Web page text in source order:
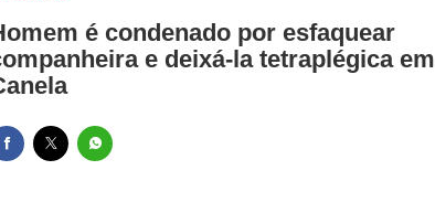
é condenado por esfaquear
e deixá-la tetraplégica em